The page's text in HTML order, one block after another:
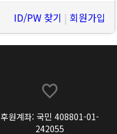
ID/PW 찾기 | 회원가입
후원계좌: 국민 408801-01-
242055